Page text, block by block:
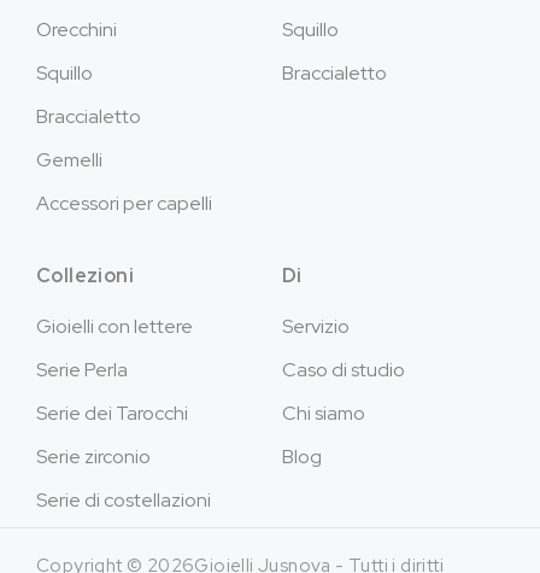
Orecchini
Squillo
Braccialetto
Gemelli
Accessori per capelli
Squillo
Braccialetto
Collezioni
Gioielli con lettere
Serie Perla
Serie dei Tarocchi
Serie zirconio
Serie di costellazioni
Di
Servizio
Caso di studio
Chi siamo
Blog
Copyright © 2026Gioielli Jusnova - Tutti i diritti